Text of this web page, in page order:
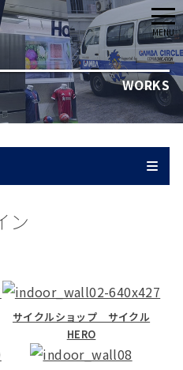
WORKS
ン
サイクルショップ サイクル
HERO
メ
ニ
ュ
ー
MENU